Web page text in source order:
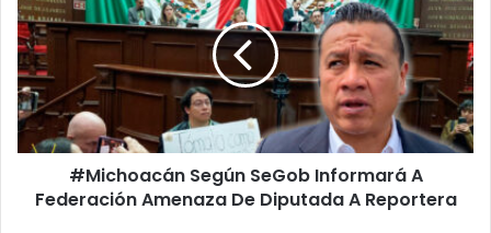
SeGob
Informará
A
Federación
Amenaza
De
Diputada
Reportera
#Michoacán Según SeGob Informará A
Federación Amenaza De Diputada A Reportera